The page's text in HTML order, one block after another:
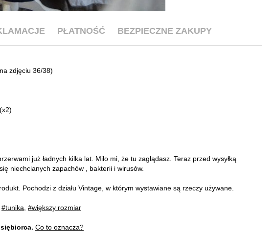
PŁATNOŚĆ BEZPIECZNE ZAKUPY
zdjęciu 36/38)
już ładnych kilka lat. Miło mi, że tu zaglądasz. Teraz przed wysyłką
niechcianych zapachów , bakterii i wirusów.
Pochodzi z działu Vintage, w którym wystawiane są rzeczy używane.
#tunika #większy rozmiar
Co to oznacza?